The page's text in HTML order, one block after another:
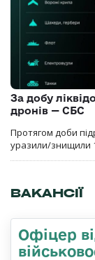
За добу
дронів — СБС
Протягом доби
уразили/знищили
ВАКАНСІЇ
Офіцер